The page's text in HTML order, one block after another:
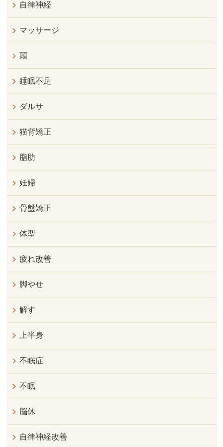
自律神経
マッサージ
頭
睡眠不足
ダルサ
猫背矯正
脂肪
妊婦
骨盤矯正
体型
疲れ改善
脚やせ
解す
上半身
不眠症
不眠
脳休
自律神経改善